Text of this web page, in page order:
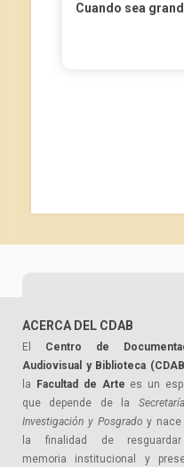
Cuando sea
ACERCA DEL CDAB
El Centro de
Audiovisual y Biblioteca
la
Facultad de Arte es un
que depende de la
Investigación y Posgrado y nace
la finalidad de
memoria institucional y